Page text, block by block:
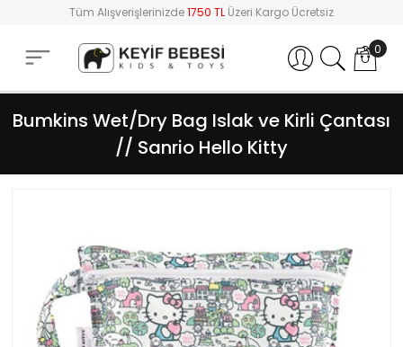
Tüm Alışverişlerinizde1750 TL Üzeri Kargo Ücretsiz
Hesabım 0
Bumkins Wet/Dry Bag Islak ve Kirli Çantası
// Sanrio Hello Kitty